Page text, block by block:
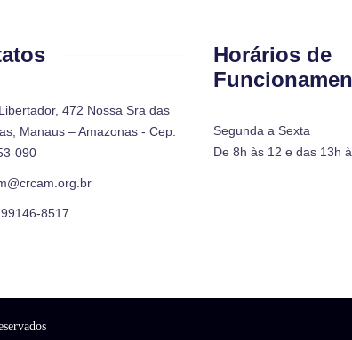
472 Nossa Sra das
Manaus – Amazonas - Cep:
090
8517
Horários de
Segunda a Sexta
De 8h às 12 e das 13h